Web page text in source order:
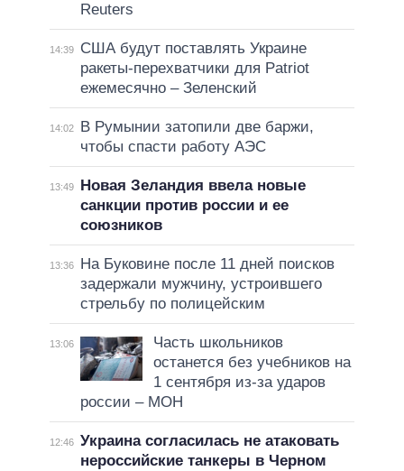
Reuters
14:39
США будут поставлять Украине
ракеты-перехватчики для Patriot
ежемесячно – Зеленский
14:02
В Румынии затопили две баржи,
чтобы спасти работу АЭС
13:49
Новая Зеландия ввела новые
санкции против россии и ее
союзников
13:36
На Буковине после 11 дней поисков
задержали мужчину, устроившего
стрельбу по полицейским
13:06
Часть школьников
останется без учебников на
1 сентября из-за ударов
россии – МОН
12:46 Украина согласилась не атаковать
нероссийские танкеры в Черном